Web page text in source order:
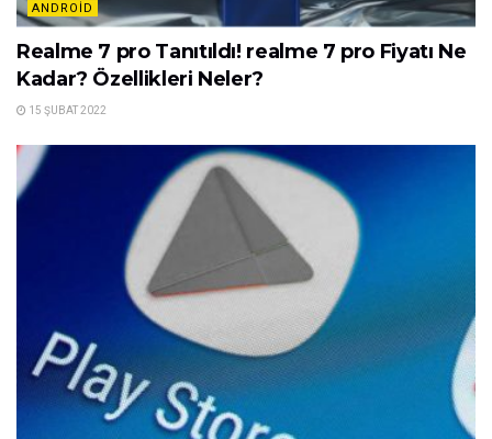
ANDROID
Realme 7 pro Tanıtıldı! realme 7 pro Fiyatı Ne
Kadar? Özellikleri Neler?
15 ŞUBAT 2022